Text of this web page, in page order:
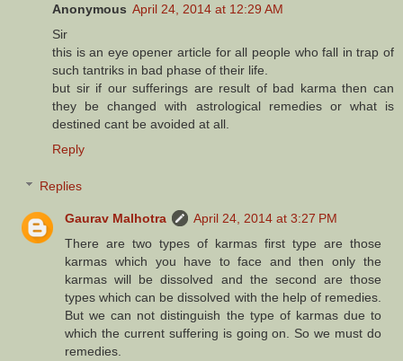
Anonymous April 24, 2014 at 12:29 AM
Sir
this is an eye opener article for all people who fall in trap of
such tantriks in bad phase of their life.
but sir if our sufferings are result of bad karma then can
they be changed with astrological remedies or what is
destined cant be avoided at all.
Reply
Replies
Gaurav Malhotra
April 24, 2014 at 3:27 PM
There are two types of karmas first type are those
karmas which you have to face and then only the
karmas will be dissolved and the second are those
types which can be dissolved with the help of remedies.
But we can not distinguish the type of karmas due to
which the current suffering is going on. So we must do
remedies.